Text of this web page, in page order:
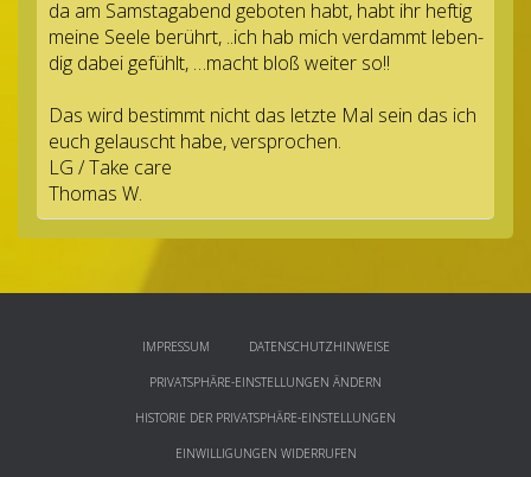
da am Sams­tag­abend gebo­ten habt, habt ihr hef­tig
meine Seele berührt, ..ich hab mich ver­dammt leben­
dig dabei gefühlt, …macht bloß wei­ter so!!
Das wird bestimmt nicht das letzte Mal sein das ich
euch gelauscht habe, versprochen.
LG / Take care
Tho­mas W.
IMPRESSUM DATENSCHUTZHINWEISE
PRIVATSPHÄRE-EINSTELLUNGEN ÄNDERN
HISTORIE DER PRIVATSPHÄRE-EINSTELLUNGEN
EINWILLIGUNGEN WIDERRUFEN